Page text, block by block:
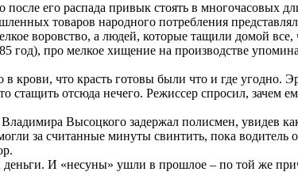
его распада привык стоять в многочасовых
товаров народного потребления
воровство, а людей, которые тащили домой
про мелкое хищение на производстве
в крови, что красть готовы были что и где
отсюда нечего. Режиссер спросил, зачем
Высоцкого задержал полисмен, увидев
за считанные минуты свинтить, пока
И «несуны» ушли в прошлое – по той же